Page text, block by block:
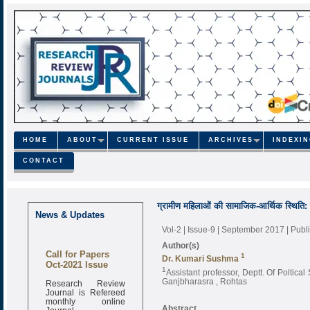
HOME ABOUT CURRENT ISSUE ARCHIVES
CONTACT
News & Updates
Call for Papers
Oct-2021 Issue
Research Review
Journal is Refereed
monthly online
Journal
ग्रामीण महिलाओं की सामाजिक-आर्थिक
Vol-2 | Issue-9 | September 2017 |
Author(s)
Dr. Kumari Sushma 1
1Assistant professor, Deptt. Of
Ganjbharasra , Rohtas
Abstract